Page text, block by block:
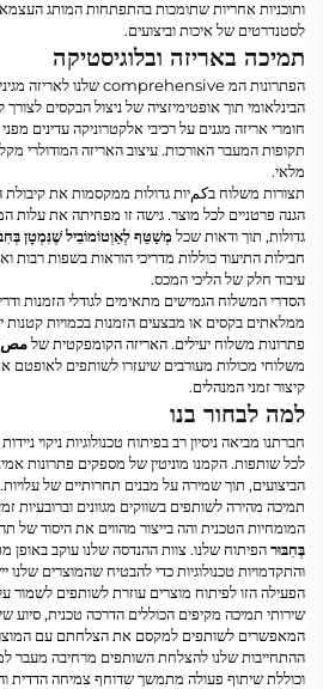
ותוכניות אחריות שתומכות בהתפתחות המותג
לסטנדרטים של איכות וביצועים.
תמיכה באריזה ובלוגיסטיקה
הפתרונות המ comprehensive שלנו לאריזה מגינים על
הבינלאומי תוך אופטימיזציה של ניצול הבקסים לצורך
חומרי אריזה מגנים על רכיבי אלקטרוניקה עדינים
תקופות המעבר האורכות. עיצוב האריזה המודולרי
מלאי.
תצורות משלוח בكمיות גדולות ממקסמות את
הגנה פרטניים לכל מוצר. גישה זו מפחיתה את עלות
גדולות, תוך ודאות שכל מְשַׁטֵּף לְאַוְטוֹמוֹבִיל שֶׁנִּמְטָן
חבילות התיעוד כוללות מדריכי הוראות בשפות
עיבוד חלק של הליכי המכס.
הסדרי המשלוח הגמישים מתאימים לגודלי הזמנות
ממלאתים בקסים או מבצעים הזמנות בכמויות קטנות
פתרונות משלוח יעילים. האריזה הקומפקטית של
משלוחי מכולות מעורבים שיעזרו לשותפים
קיצור זמני המנהלים.
למה לבחור בנו
חברתנו מביאה ניסיון רב בפיתוח טכנולוגיות ניקוי
לכל שותפות. הקמנו מוניטין של מספקים פתרונות
הביצועים, תוך שמירה על מבנים תחרותיים של
תמיכה מהירה לשותפים בשווקים מגוונים וברובעיות
המומחיות הטכנית והה בייצור מהווים את היסוד של
בְּחִבּוּרהפיתוח שלנו. צוות ההנדסה שלנו עוקב
והתקדמויות טכנולוגיות כדי להבטיח שהמוצרים שלנו
הפעילה הזו לפיתוח מוצרים עוזרת לשותפים לשמור
שירותי תמיכה מקיפים הכוללים הדרכה טכנית, סיוע
המאפשרים לשותפים למקסם את הצלחתם עם
ההתחייבות שלנו להצלחת השותפים מרחיבה מעבר
וכוללת שיתוף פעולה מתמשך שדוחף צמיחה הדדית